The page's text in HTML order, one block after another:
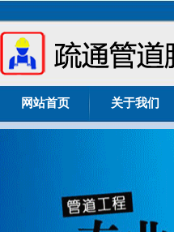
网站首页 关于我们